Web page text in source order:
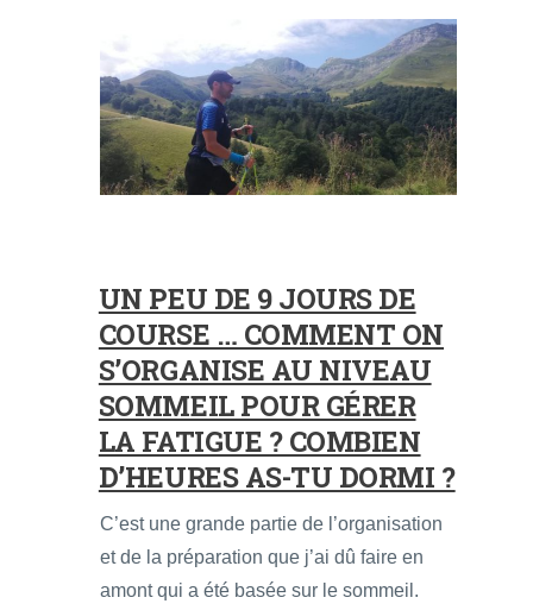
UN PEU DE 9 JOURS DE
COURSE … COMMENT ON
S’ORGANISE AU NIVEAU
SOMMEIL POUR GÉRER
LA FATIGUE ? COMBIEN
D’HEURES AS-TU DORMI ?
C’est une grande partie de l’organisation
et de la préparation que j’ai dû faire en
amont qui a été basée sur le sommeil.